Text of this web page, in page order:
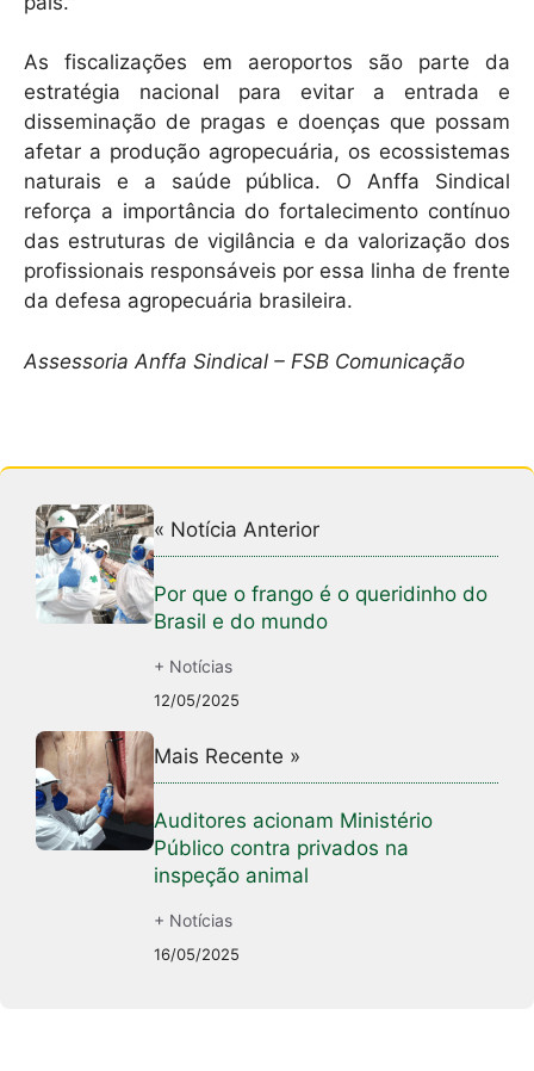
As fiscalizações em aeroportos são parte da
estratégia nacional para evitar a entrada e
disseminação de pragas e doenças que possam
afetar a produção agropecuária, os ecossistemas
naturais e a saúde pública. O Anffa Sindical
reforça a importância do fortalecimento contínuo
das estruturas de vigilância e da valorização dos
profissionais responsáveis por essa linha de frente
da defesa agropecuária brasileira.
Assessoria Anffa Sindical – FSB Comunicação
« Notícia Anterior
Por que o frango é o queridinho do
Brasil e do mundo
+ Notícias
12/05/2025
Mais Recente »
Auditores acionam Ministério
Público contra privados na
inspeção animal
+ Notícias
16/05/2025